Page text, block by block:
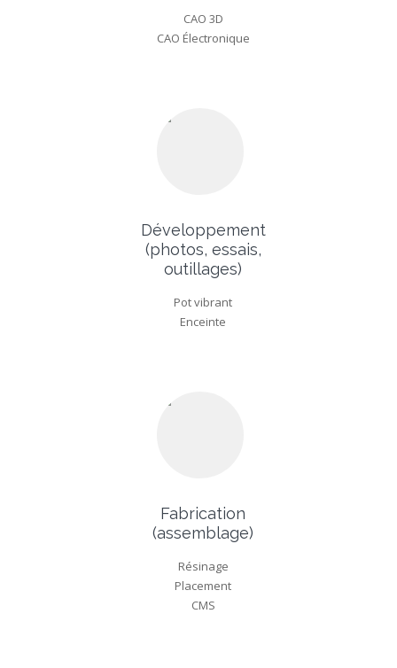
CAO 3D
CAO Électronique
Développement
(photos, essais,
outillages)
Pot vibrant
Enceinte
Fabrication
(assemblage)
Résinage
Placement
CMS